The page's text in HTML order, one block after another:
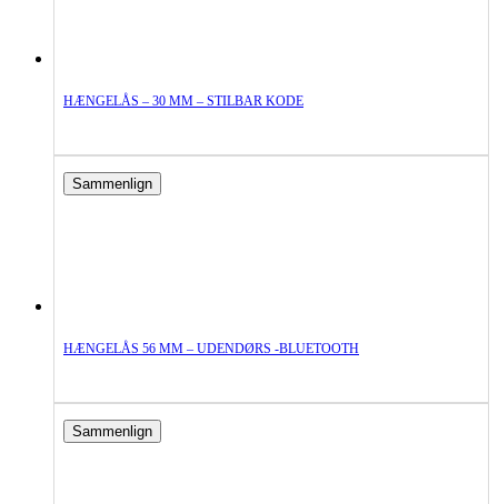
HÆNGELÅS – 30 MM – STILBAR KODE
Sammenlign
HÆNGELÅS 56 MM – UDENDØRS -BLUETOOTH
Sammenlign